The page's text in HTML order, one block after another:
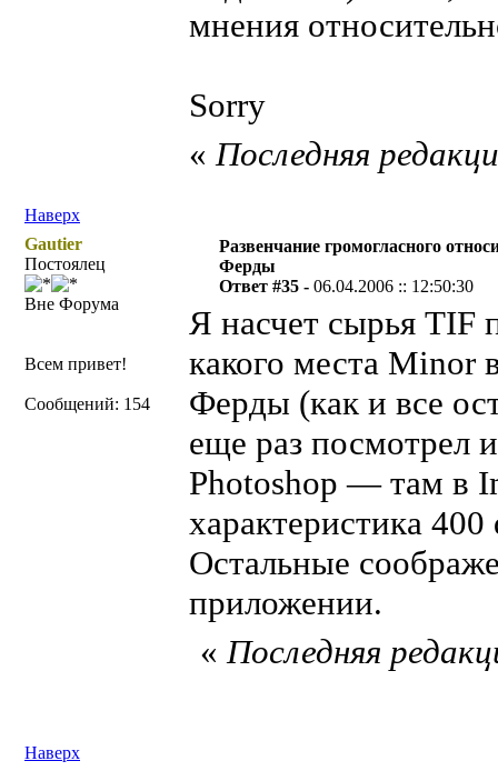
мнения
Sorry
Наверх
«Последняя
Gautier
Постоялец
Вне Форума
Всем привет!
Сообщений: 154
Развенчание громогласного
Ферды
Ответ #35 -06.04.2006 :: 12:50:30
Я насчет сырья TIF
какого места Minor
Ферды (как и все
еще раз посмотрел
Photoshop — там в
характеристика
Остальные
приложении.
Наверх
«Последняя